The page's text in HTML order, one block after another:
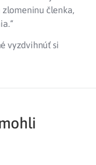
zlomeninu členka,
vyzdvihnúť si